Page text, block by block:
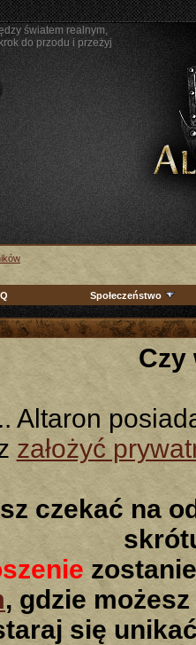
światem realnym,
do przodu i przeżyj
Społeczeństwo
Czy
Altaron
założyć
czekać na
, gdzie
się